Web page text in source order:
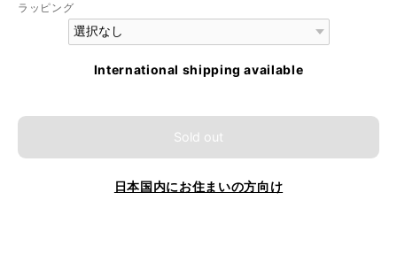
ラッピング
International shipping available
Sold out
日本国内にお住まいの方向け